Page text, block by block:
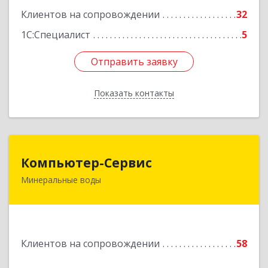
Клиентов на сопровождении
32
1С:Специалист
5
Отправить заявку
Показать контакты
Отправить заявку
Назад
Компьютер-Сервис
Минеральные воды
Клиентов на сопровождении 58
357202, Ставропольский край, Минеральные